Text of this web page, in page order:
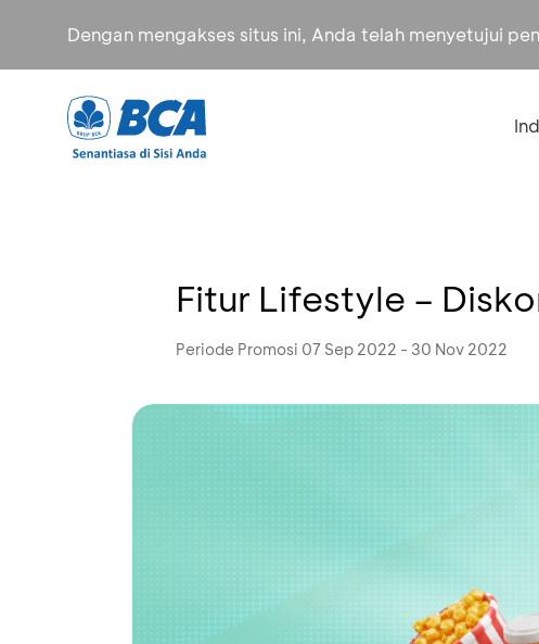
Dengan mengakses situs ini, Anda telah menyetujui
Fitur Lifestyle –
Periode Promosi 07 Sep 2022 - 30 Nov 2022